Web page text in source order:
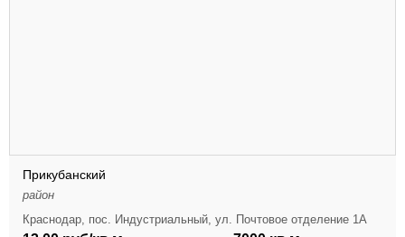
Прикубанский
район
Краснодар, пос. Индустриальный, ул. Почтовое отделение 1А